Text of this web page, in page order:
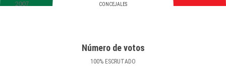
CONCEJALES
2007
Número de votos
100% ESCRUTADO